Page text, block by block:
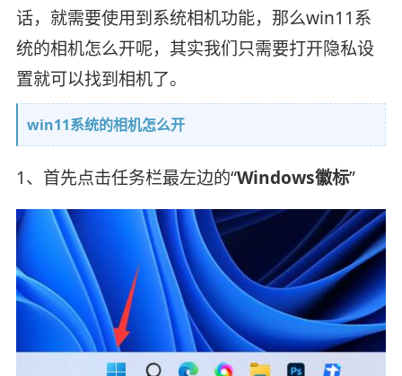
话，就需要使用到系统相机功能，那么win11系
统的相机怎么开呢，其实我们只需要打开隐私设
置就可以找到相机了。
win11系统的相机怎么开
1、首先点击任务栏最左边的“Windows徽标”